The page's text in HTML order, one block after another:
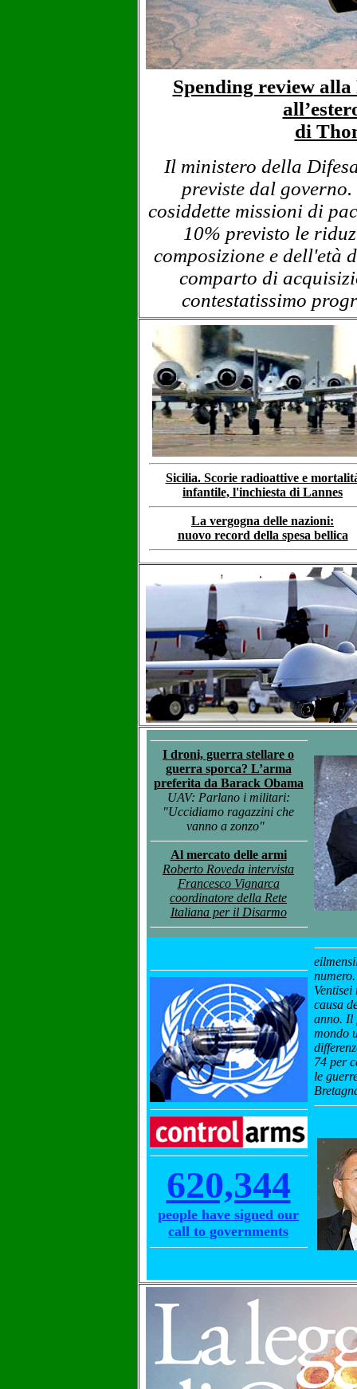
Spending review
di
Il ministero della
previste dal
cosiddette missioni di
10% previsto le
composizione e dell'età
comparto di
contestatissimo
Sicilia. Scorie radioattive e
infantile, l'inchiesta di Lannes
La vergogna delle nazioni:
nuovo record della spesa bellica
I droni, guerra stellare o
guerra sporca? L’arma
preferita da Barack Obama
UAV: Parlano i militari:
"Uccidiamo ragazzini che
vanno a zonzo"
Al mercato delle armi
Roberto Roveda intervista
Francesco Vignarca
coordinatore della Rete
Italiana per il Disarmo
620,344
people have signed our
call to governments
causa
anno. Il
mondo
74 per
le